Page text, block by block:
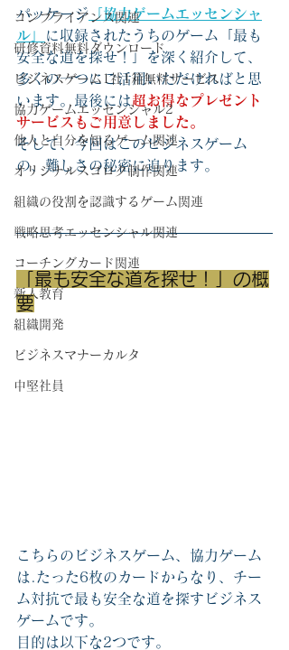
コンプライアンス関連
研修資料無料ダウンロード
ビジネスゲーム1社1箱無料サービス
協力ゲームエッセンシャル2
他人と自分を知るゲーム関連
オリジナルスゴロク制作関連
組織の役割を認識するゲーム関連
戦略思考エッセンシャル関連
コーチングカード関連
新人教育
組織開発
ビジネスマナーカルタ
中堅社員
パッケージ「協力ゲームエッセンシャ
ル」
に収録されたうちのゲーム「最も
安全な道を探せ！」を深く紹介して、
多くの一つにご活用いただければと思
います。最後には超お得なプレゼント
サービスもご用意しました。
そして、今回はこのビジネスゲーム
の、難しさの秘密に迫ります。
「最も安全な道を探せ！」の概
要
こちらのビジネスゲーム、協力ゲーム
は.たった6枚のカードからなり、チー
ム対抗で最も安全な道を探すビジネス
ゲームです。
目的は以下な2つです。